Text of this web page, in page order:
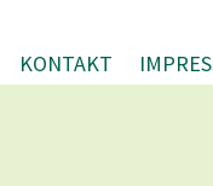
KONTAKT